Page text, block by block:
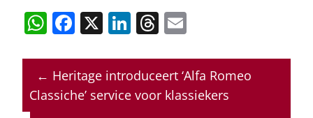
W
at
s
F
c
e
X Li
k
e
T
re
a
ai
l
← Heritage introduceert ‘Alfa Romeo
Classiche’ service voor klassiekers